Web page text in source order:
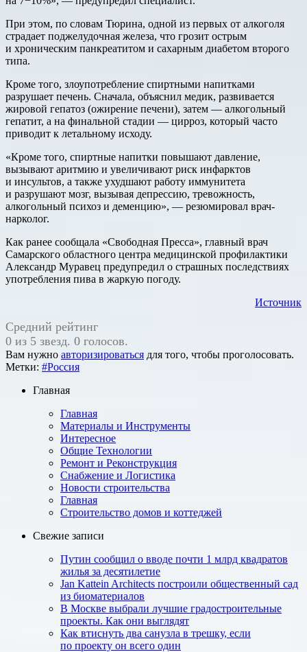
При этом, по словам Тюрина, одной из первых от алкоголя
страдает поджелудочная железа, что грозит острым
и хроническим панкреатитом и сахарным диабетом второго
типа.
Кроме того, злоупотребление спиртными напитками
разрушает печень. Сначала, объяснил медик, развивается
жировой гепатоз (ожирение печени), затем — алкогольный
гепатит, а на финальной стадии — цирроз, который часто
приводит к летальному исходу.
«Кроме того, спиртные напитки повышают давление,
вызывают аритмию и увеличивают риск инфарктов
и инсультов, а также ухудшают работу иммунитета
и разрушают мозг, вызывая депрессию, тревожность,
алкогольный психоз и деменцию», — резюмировал врач-
нарколог.
Как ранее сообщала «Свободная Пресса», главный врач
Самарского областного центра медицинской профилактики
Александр Муравец предупредил о страшных последствиях
употребления пива в жаркую погоду.
Источник
Средний рейтинг
0 из 5 звезд. 0 голосов.
Вам нужно авторизироваться для того, чтобы проголосовать.
Метки: #Россия
Главная
Главная
Материалы и Инструменты
Интересное
Общие Технологии
Ремонт и Реконструкция
Снабжение и Логистика
Новости строительства
Главная
Строительство домов и коттеджей
Свежие записи
Путин сообщил о вводе почти 1 млрд квадратов
жилья за десятилетие
Jan Kattein Architects построили общественный сад
из биоматериалов
В Москве выбрали лучшие градостроительные
проекты. Как они выглядят
Как втиснуть два санузла в трешку, если
по проекту он всего один